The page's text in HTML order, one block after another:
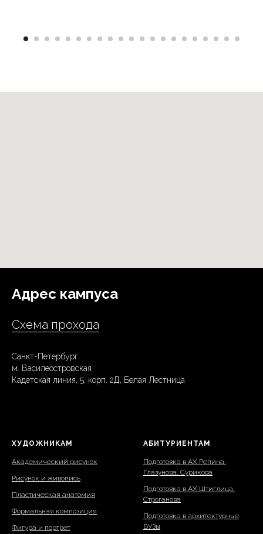
Адрес кампуса
Схема прохода
Санкт-Петербург
м. Василеостровская
Кадетская линия, 5, корп. 2Д, Белая Лестница
ХУДОЖНИКАМ
Академический рисунок
Рисунок и живопись
Пластическая анатомия
Формальная композиция
Фигура и портрет
АБИТУРИЕНТАМ
Подготовка в АХ Репина,
Глазунова, Сурикова
Подготовка в АХ Штиглица,
Строганова
Подготовка в архитектурные
ВУЗы